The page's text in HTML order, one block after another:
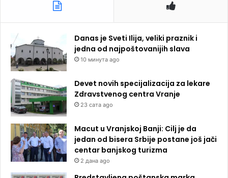
Danas je Sveti Ilija, veliki praznik i
jedna od najpoštovanijih slava
10 минута ago
Devet novih specijalizacija za lekare
Zdravstvenog centra Vranje
23 сата ago
Macut u Vranjskoj Banji: Cilj je da
jedan od bisera Srbije postane još jači
centar banjskog turizma
2 дана ago